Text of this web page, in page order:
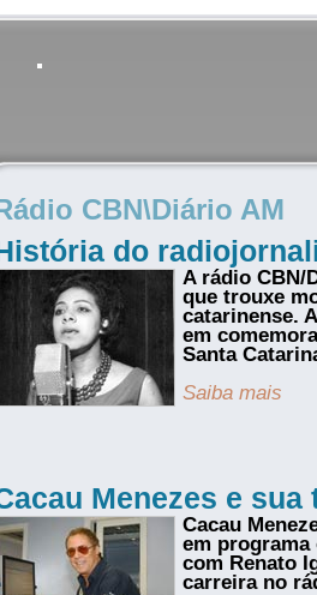
CBN\Diário AM
do
A rádio CBN/
que trouxe
catarinense.
em
Santa
Saiba mais
Menezes e
Cacau
em programa
com Renato
carreira no